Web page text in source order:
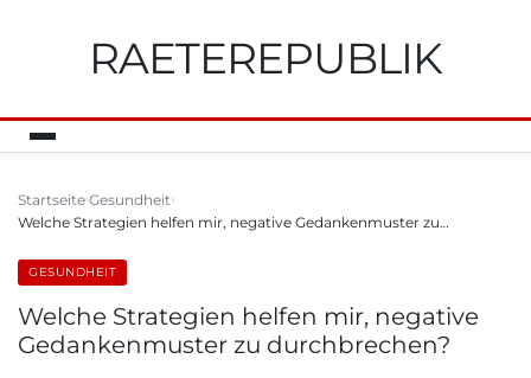
RAETEREPUBLIK
Startseite Gesundheit
Welche Strategien helfen mir, negative Gedankenmuster zu…
GESUNDHEIT
Welche Strategien helfen mir, negative
Gedankenmuster zu durchbrechen?